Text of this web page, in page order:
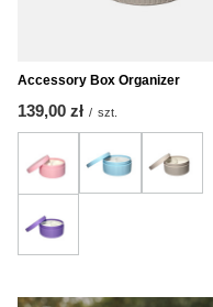
Accessory Box Organizer
139,00 zł / szt.